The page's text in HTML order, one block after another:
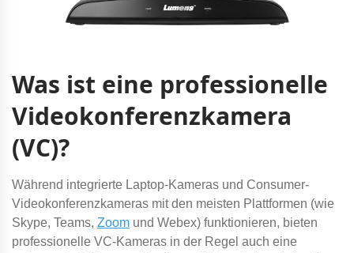
Was ist eine professionelle
Videokonferenzkamera
(VC)?
Während integrierte Laptop-Kameras und Consumer-
Videokonferenzkameras mit den meisten Plattformen (wie
Skype, Teams, Zoom und Webex) funktionieren, bieten
professionelle VC-Kameras in der Regel auch eine